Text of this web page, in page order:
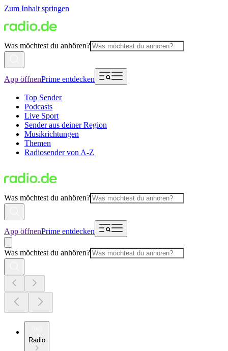
Zum Inhalt springen
Was möchtest du anhören?
App öffnenPrime entdecken
Top Sender
Podcasts
Live Sport
Sender aus deiner Region
Musikrichtungen
Themen
Radiosender von A-Z
Was möchtest du anhören?
App öffnenPrime entdecken
Was möchtest du anhören?
Radio